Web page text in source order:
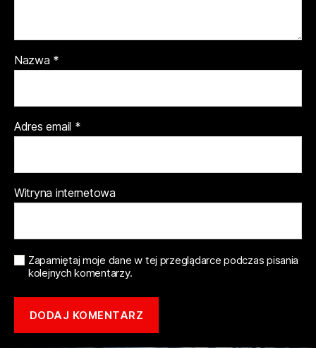
Nazwa *
Adres email *
Witryna internetowa
Zapamiętaj moje dane w tej przeglądarce podczas pisania
kolejnych komentarzy.